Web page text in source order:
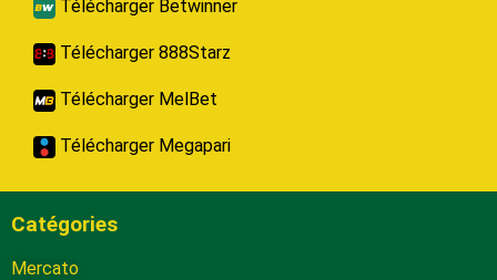
Télécharger Betwinner
Télécharger 888Starz
Télécharger MelBet
Télécharger Megapari
Catégories
Mercato